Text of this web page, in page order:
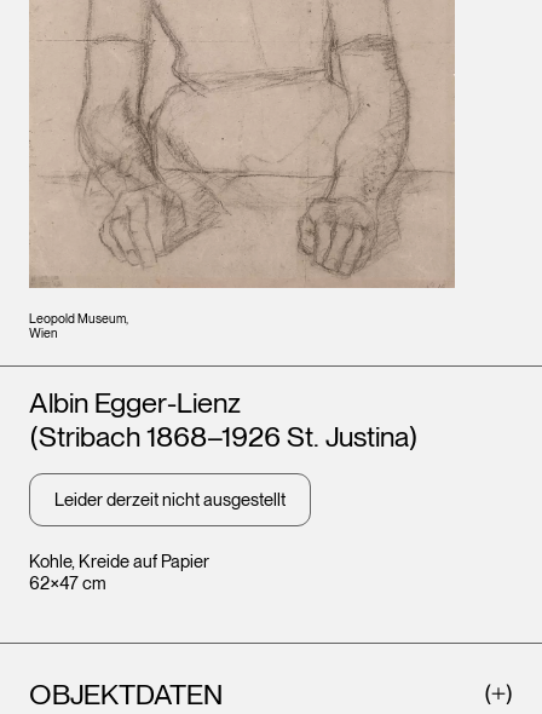
Leopold Museum,
Wien
Kohle, Kreide auf Papier
62×47 cm
Künstler*innen
Albin Egger-Lienz
(Stribach 1868–1926 St. Justina)
Leider derzeit nicht ausgestellt
OBJEKTDATEN